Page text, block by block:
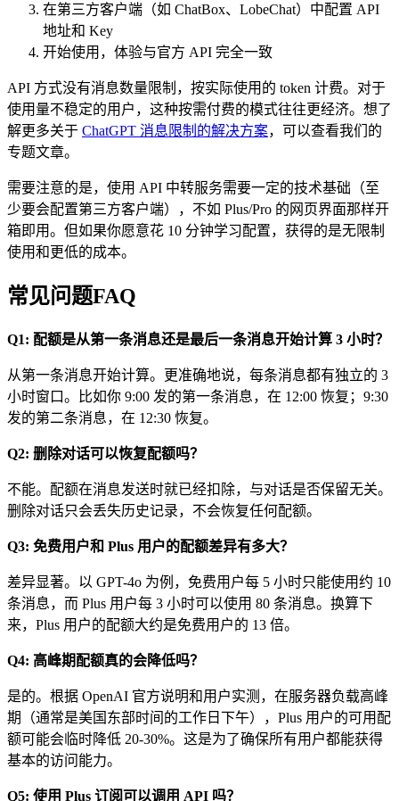
在第三方客户端（如 ChatBox、LobeChat）中配置 API
地址和 Key
开始使用，体验与官方 API 完全一致
API 方式没有消息数量限制，按实际使用的 token 计费。对于
使用量不稳定的用户，这种按需付费的模式往往更经济。想了
解更多关于 ChatGPT 消息限制的解决方案，可以查看我们的
专题文章。
需要注意的是，使用 API 中转服务需要一定的技术基础（至
少要会配置第三方客户端），不如 Plus/Pro 的网页界面那样开
箱即用。但如果你愿意花 10 分钟学习配置，获得的是无限制
使用和更低的成本。
常见问题FAQ
Q1: 配额是从第一条消息还是最后一条消息开始计算 3 小时？
从第一条消息开始计算。更准确地说，每条消息都有独立的 3
小时窗口。比如你 9:00 发的第一条消息，在 12:00 恢复；9:30
发的第二条消息，在 12:30 恢复。
Q2: 删除对话可以恢复配额吗？
不能。配额在消息发送时就已经扣除，与对话是否保留无关。
删除对话只会丢失历史记录，不会恢复任何配额。
Q3: 免费用户和 Plus 用户的配额差异有多大？
差异显著。以 GPT-4o 为例，免费用户每 5 小时只能使用约 10
条消息，而 Plus 用户每 3 小时可以使用 80 条消息。换算下
来，Plus 用户的配额大约是免费用户的 13 倍。
Q4: 高峰期配额真的会降低吗？
是的。根据 OpenAI 官方说明和用户实测，在服务器负载高峰
期（通常是美国东部时间的工作日下午），Plus 用户的可用配
额可能会临时降低 20-30%。这是为了确保所有用户都能获得
基本的访问能力。
Q5: 使用 Plus 订阅可以调用 API 吗？